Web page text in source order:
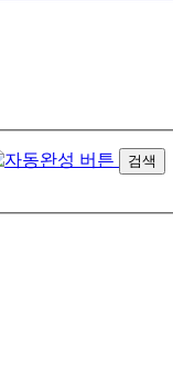
검색